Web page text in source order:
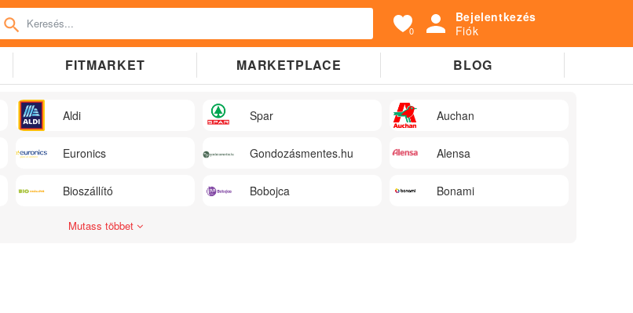
0
Bejelentkezés
Fiók
FITMARKET MARKETPLACE BLOG
Aldi Spar Auchan
Euronics Gondozásmentes.hu Alensa
Bioszállító Bobojca Bonami
Mutass többet